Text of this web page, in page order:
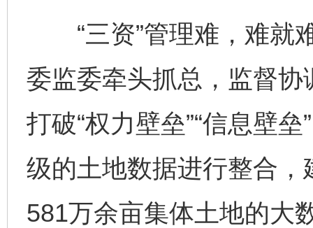
“三资”管理难，难就
委监委牵头抓总，监督
打破“权力壁垒”“信息壁
级的土地数据进行整合
581万余亩集体土地的大